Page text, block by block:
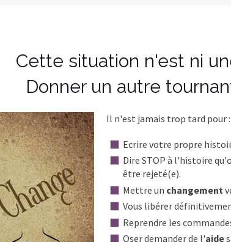
Cette situation n'est ni
Donner un autre
Il n'est jamais trop tard pour :
Ecrire votre propre
Dire STOP à l'histoire
être rejeté(e).
Mettre un changement
Vous libérer
Reprendre les
Oser demander de l'aide